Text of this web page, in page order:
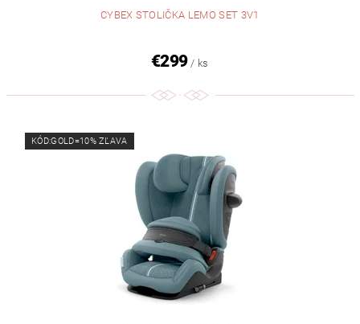
CYBEX STOLIČKA LEMO SET 3V1
€299 / ks
KÓD:GOLD=10% ZĽAVA